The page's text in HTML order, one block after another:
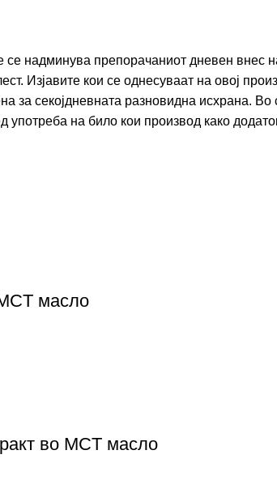
надминува препорачаниот дневен внес
Изјавите кои се однесуваат на овој
за секојдневната разновидна исхрана.
употреба на било кои производ како
масло
во MCT масло